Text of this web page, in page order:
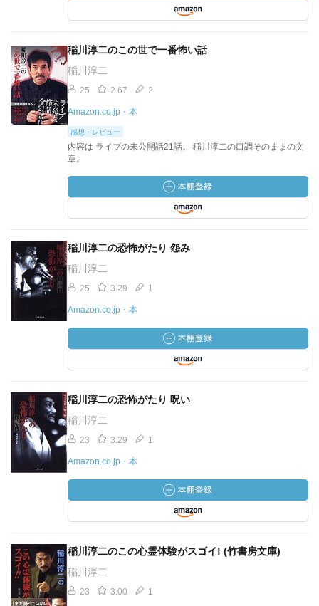
稲川淳二のこの世で一番怖い話
稲川淳二
25 2.67 2
Amazon.co.jp・本
感想・レビュー
内容は ライブの未公開話21話。 稲川淳二の口調そのままの文
章。
稲川淳二の恐怖がたり 怨み
稲川淳二
25 3.29 1
Amazon.co.jp・本
稲川淳二の恐怖がたり 呪い
稲川淳二
23 3.29 1
Amazon.co.jp・本
稲川淳二のこの心霊体験がスゴイ! (竹書房文庫)
稲川淳二
23 3.00 1